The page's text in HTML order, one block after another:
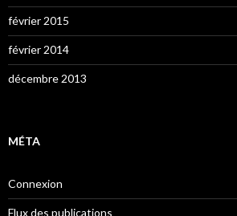
février 2015
février 2014
décembre 2013
MÉTA
Connexion
Flux des publications